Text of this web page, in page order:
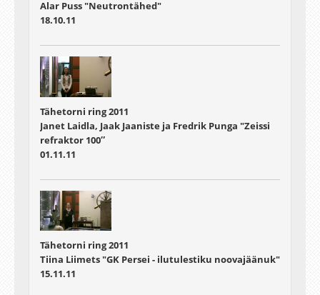
Alar Puss "Neutrontähed"
18.10.11
Tähetorni ring 2011
Janet Laidla, Jaak Jaaniste ja Fredrik Punga "Zeissi
refraktor 100″
01.11.11
Tähetorni ring 2011
Tiina Liimets "GK Persei - ilutulestiku noovajäänuk"
15.11.11